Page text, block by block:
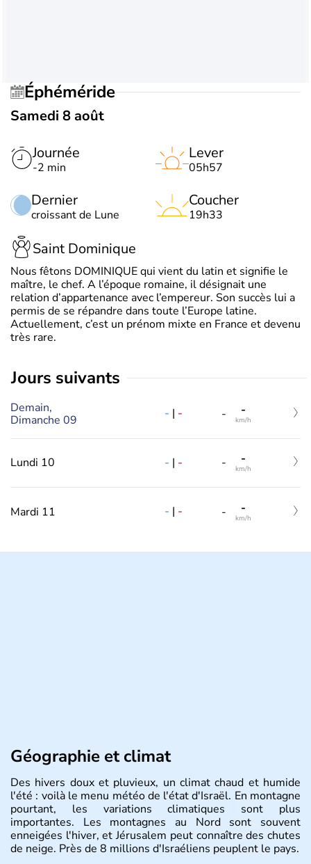
Éphéméride
Samedi 8 août
Journée
-2 min
Dernier
croissant de Lune
Lever
05h57
Coucher
19h33
Saint Dominique
Nous fêtons DOMINIQUE qui vient du latin et signifie le
maître, le chef. A l’époque romaine, il désignait une
relation d’appartenance avec l’empereur. Son succès lui a
permis de se répandre dans toute l’Europe latine.
Actuellement, c’est un prénom mixte en France et devenu
très rare.
jours suivants
Demain,
Dimanche 09
- | - - -
km/h
Lundi 10 - | - - -
km/h
Mardi 11 - | - - -
km/h
Géographie et climat
Des hivers doux et pluvieux, un climat chaud et humide
l'été : voilà le menu météo de l'état d'Israël. En montagne
pourtant, les variations climatiques sont plus
importantes. Les montagnes au Nord sont souvent
enneigées l'hiver, et Jérusalem peut connaître des chutes
de neige. Près de 8 millions d'Israéliens peuplent le pays.